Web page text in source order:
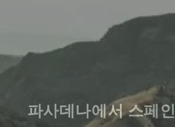
파사데나에서 스페